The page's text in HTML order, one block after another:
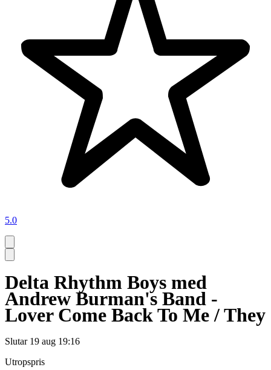
5.0
Delta Rhythm Boys med
Andrew Burman's Band -
Lover Come Back To Me / They
Slutar 19 aug 19:16
Utropspris